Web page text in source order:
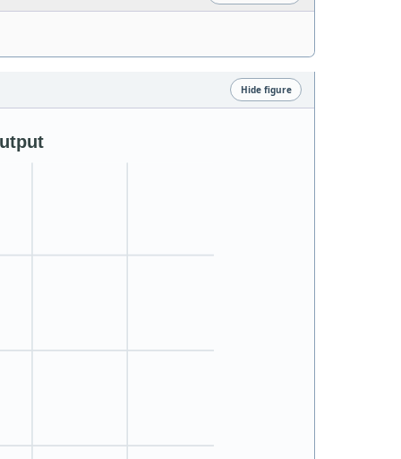
Hide figure